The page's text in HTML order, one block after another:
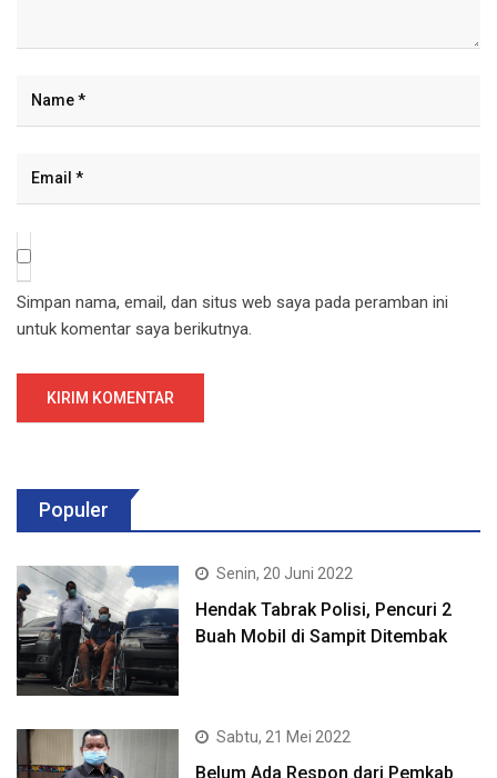
Simpan nama, email, dan situs web saya pada peramban ini
untuk komentar saya berikutnya.
Populer
Senin, 20 Juni 2022
Hendak Tabrak Polisi, Pencuri 2
Buah Mobil di Sampit Ditembak
Sabtu, 21 Mei 2022
Belum Ada Respon dari Pemkab